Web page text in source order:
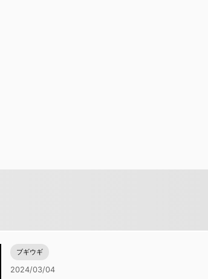
ブギウギ
2024/03/04